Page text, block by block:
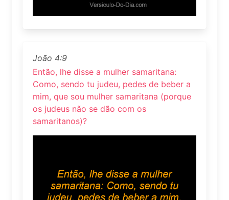
João 4:9
Então, lhe disse a mulher samaritana:
Como, sendo tu judeu, pedes de beber a
mim, que sou mulher samaritana (porque
os judeus não se dão com os
samaritanos)?